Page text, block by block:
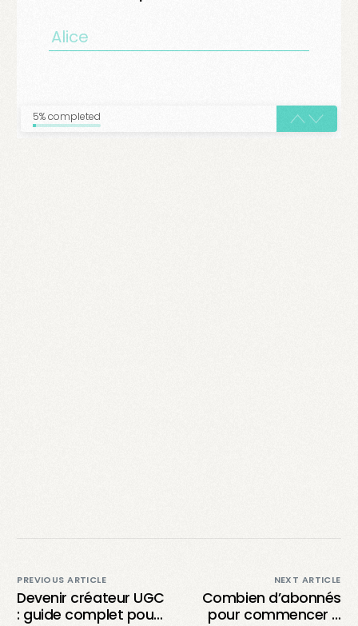
5% completed
PREVIOUS ARTICLE
Devenir créateur UGC
: guide complet pour
NEXT ARTICLE
Combien d’abonnés
pour commencer à